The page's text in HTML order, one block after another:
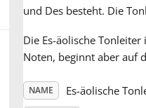
und Des besteht. Die
Die Es-äolische
Noten, beginnt aber auf
NAME Es-äolische